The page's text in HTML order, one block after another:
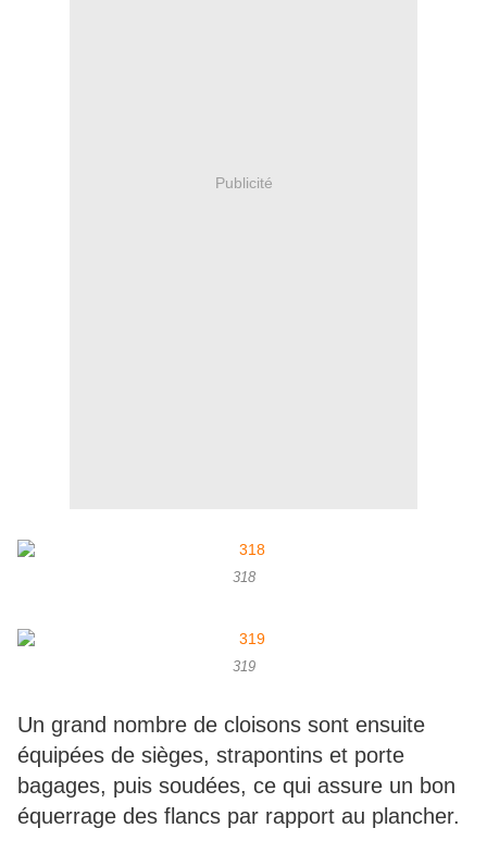
Publicité
318
319
Un grand nombre de cloisons sont ensuite
équipées de sièges, strapontins et porte
bagages, puis soudées, ce qui assure un bon
équerrage des flancs par rapport au plancher.